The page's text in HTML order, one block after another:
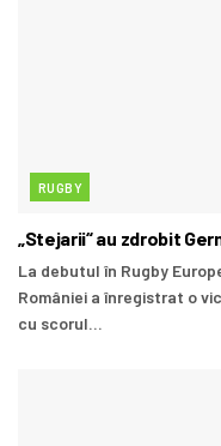
RUGBY
„Stejarii“ au zdrobit
La debutul în Rugby
României a înregistrat o
cu scorul...